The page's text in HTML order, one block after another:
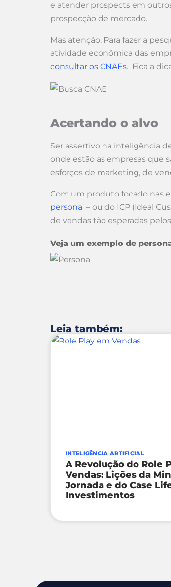
e atender prospects em
prospecção de mercado.
Mas atenção. Para fazer a
atividade econômica das
consultar os CNAEs. Fica a
Acertando o alvo
Ser assertivo na inteligência
onde estão as empresas que
esforços de marketing, de
Com um produto focado nas
persona – ou do ICP (Ideal
de vendas tão esperadas
Veja um exemplo de
Leia também:
INTELIGÊNCIA ARTIFICIAL
A Revolução do Role
Vendas: Lições da
Jornada e do Case
Investimentos